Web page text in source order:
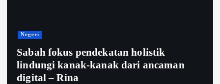
Negeri
Sabah fokus pendekatan holistik
lindungi kanak-kanak dari ancaman
digital – Rina